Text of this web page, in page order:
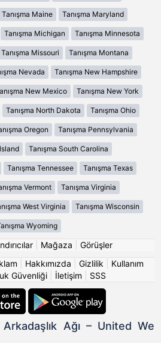
Tanışma Maine Tanışma Maryland
Tanışma Michigan Tanışma Minnesota
Tanışma Missouri Tanışma Montana
Nevada Tanışma New Hampshire
New Mexico Tanışma New York
Tanışma North Dakota Tanışma Ohio
Oregon Tanışma Pennsylvania
Tanışma South Carolina
Tanışma Tennessee Tanışma Texas
Vermont Tanışma Virginia
West Virginia Tanışma Wisconsin
Wyoming
Mağaza
Görüşler
Hakkımızda Gizlilik
Kullanım
Güvenliği| İletişim SSS
Ağı – United We